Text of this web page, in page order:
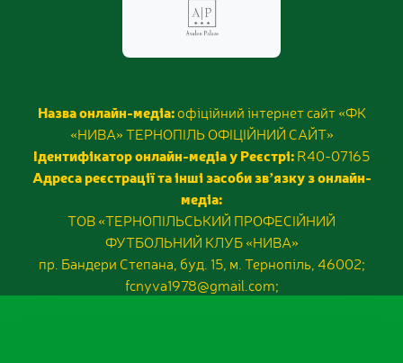
Назва онлайн-медіа:офіційний інтернет сайт «ФК
«НИВА» ТЕРНОПІЛЬ ОФІЦІЙНИЙ САЙТ»
Ідентифікатор онлайн-медіа у Реєстрі:R40-07165
Адреса реєстрації та інші засоби звʼязку з онлайн-
медіа:
ТОВ «ТЕРНОПІЛЬСЬКИЙ ПРОФЕСІЙНИЙ
ФУТБОЛЬНИЙ КЛУБ «НИВА»
пр. Бандери Степана, буд. 15, м. Тернопіль, 46002;
fcnyva1978@gmail.com;